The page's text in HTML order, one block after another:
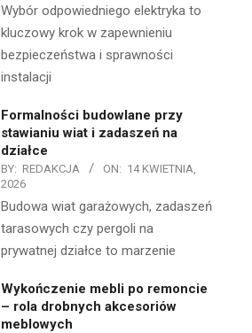
Wybór odpowiedniego elektryka to
kluczowy krok w zapewnieniu
bezpieczeństwa i sprawności
instalacji
Formalności budowlane przy
stawianiu wiat i zadaszeń na
działce
BY: REDAKCJA ON: 14 KWIETNIA,
2026
Budowa wiat garażowych, zadaszeń
tarasowych czy pergoli na
prywatnej działce to marzenie
Wykończenie mebli po remoncie
– rola drobnych akcesoriów
meblowych